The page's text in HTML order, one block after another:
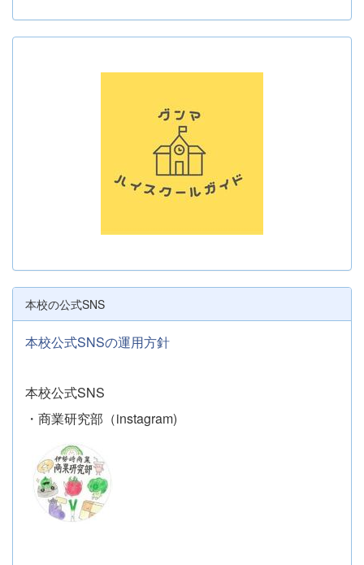
本校の公式SNS
本校公式SNSの運用方針
本校公式SNS
・商業研究部（instagram)